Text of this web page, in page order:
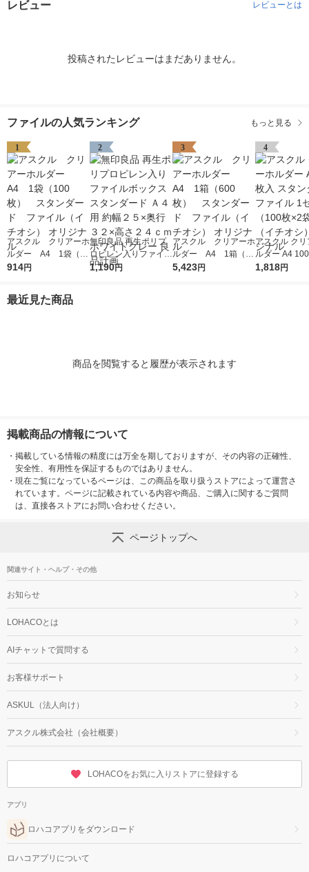
レビュー レビューとは
投稿されたレビューはまだありません。
ファイルの人気ランキング もっと見る
1
アスクル クリアーホ
ルダー A4 1袋（10
0枚） スタンダー
914円
2
無印良品 再生ポリプ
ロピレン入りファイル
ボックススタンダード
1,190円
3
アスクル クリアーホ
ルダー A4 1箱（60
0枚） スタンダー
5,423円
4
アスクル ク
ルダー A4
タンダード
1,818円
最近見た商品
商品を閲覧すると履歴が表示されます
掲載商品の情報について
・ 掲載している情報の精度には万全を期しておりますが、その内容の正確性、
安全性、有用性を保証するものではありません。
・ 現在ご覧になっているページは、この商品を取り扱うストアによって運営さ
れています。ページに記載されている内容や商品、ご購入に関するご質問
は、直接各ストアにお問い合わせください。
ページトップへ
関連サイト・ヘルプ・その他
お知らせ
LOHACOとは
AIチャットで質問する
お客様サポート
ASKUL（法人向け）
アスクル株式会社（会社概要）
LOHACOをお気に入りストアに登録する
アプリ
ロハコアプリをダウンロード
ロハコアプリについて